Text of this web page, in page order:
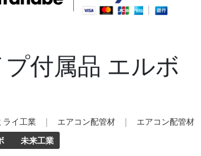
プ付属品 エル
ライ工業 | エアコン配管材 | エアコン配管材
ボ 未来工業